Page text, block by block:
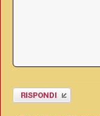
Rispondi al
messaggio